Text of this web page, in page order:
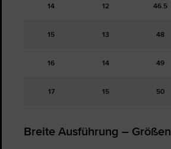
14 12 46.5
15 13 48
16 14 49
17 15 50
Breite Ausführung – Größen